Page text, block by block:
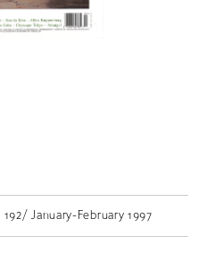
January-February 1997